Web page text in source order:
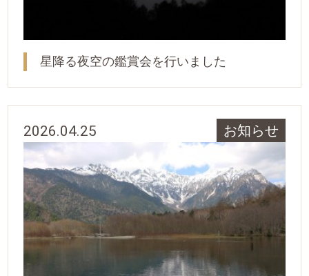
星降る夜空の鑑賞会を行いました
2026.04.25 お知らせ